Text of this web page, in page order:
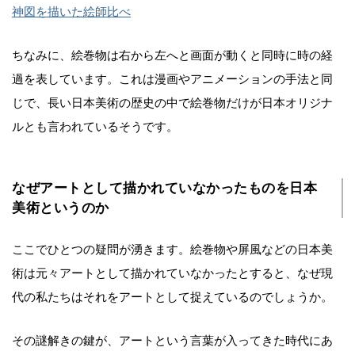
神図を描いた絵師比べ
ちなみに、絵巻物は右から左へと画面が動くと同時に時の経
過を表しています。これは漫画やアニメーションの手法と同
じで、長い日本美術の歴史の中で絵巻物だけが日本オリジナ
ルとも言われているそうです。
なぜアートとして描かれていなかったものを日本
美術というのか
ここでひとつの疑問が湧きます。絵巻物や屏風などの日本美
術は元々アートとして描かれていなかったとすると、なぜ現
代の私たちはそれをアートとして捉えているのでしょうか。
その謎解きの鍵が、アートという言葉が入ってきた時代にあ